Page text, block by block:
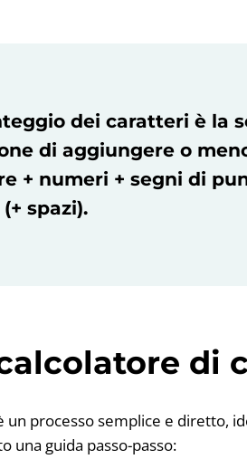
dei caratteri è la
di aggiungere o
+ numeri + segni di
(+ spazi).
di
processo semplice e diretto,
una guida passo-passo: